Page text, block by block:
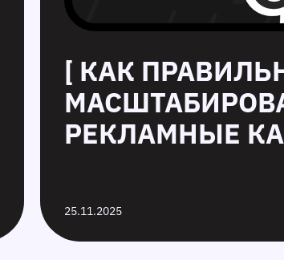
[ КАК
РЕКЛАМНЫЕ
25.11.2025